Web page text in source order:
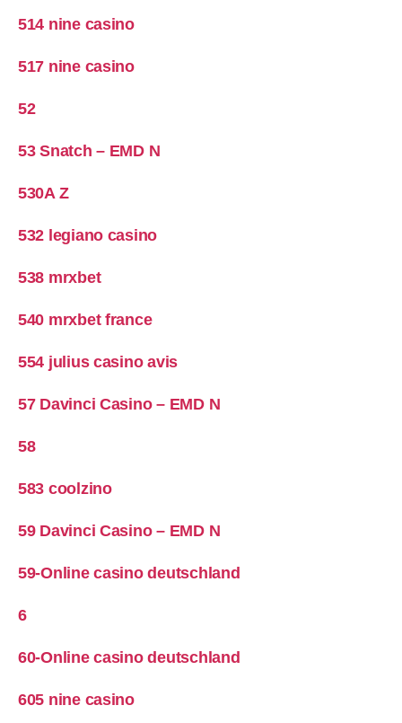
514 nine casino
517 nine casino
52
53 Snatch – EMD N
530A Z
532 legiano casino
538 mrxbet
540 mrxbet france
554 julius casino avis
57 Davinci Casino – EMD N
58
583 coolzino
59 Davinci Casino – EMD N
59-Online casino deutschland
6
60-Online casino deutschland
605 nine casino